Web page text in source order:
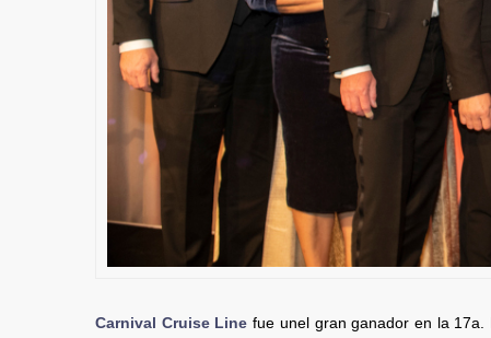
Carnival Cruise Line fue unel gran ganador en la